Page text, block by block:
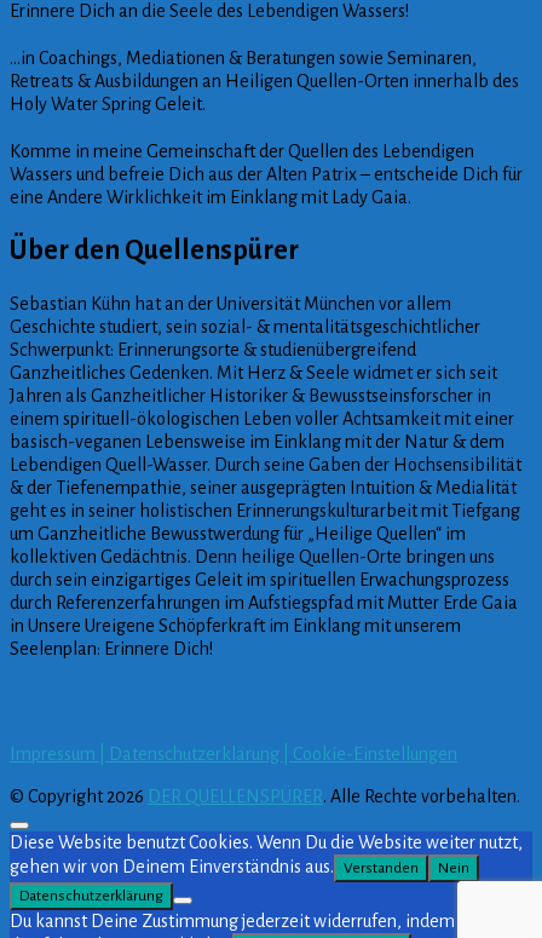
Erinnere Dich an die Seele des Lebendigen Wassers!
…in Coachings, Mediationen & Beratungen sowie Seminaren,
Retreats & Ausbildungen an Heiligen Quellen-Orten innerhalb des
Holy Water Spring Geleit.
Komme in meine Gemeinschaft der Quellen des Lebendigen
Wassers und befreie Dich aus der Alten Patrix – entscheide Dich für
eine Andere Wirklichkeit im Einklang mit Lady Gaia.
Über den Quellenspürer
Sebastian Kühn hat an der Universität München vor allem
Geschichte studiert, sein sozial- & mentalitätsgeschichtlicher
Schwerpunkt: Erinnerungsorte & studienübergreifend
Ganzheitliches Gedenken. Mit Herz & Seele widmet er sich seit
Jahren als Ganzheitlicher Historiker & Bewusstseinsforscher in
einem spirituell-ökologischen Leben voller Achtsamkeit mit einer
basisch-veganen Lebensweise im Einklang mit der Natur & dem
Lebendigen Quell-Wasser. Durch seine Gaben der Hochsensibilität
& der Tiefenempathie, seiner ausgeprägten Intuition & Medialität
geht es in seiner holistischen Erinnerungskulturarbeit mit Tiefgang
um Ganzheitliche Bewusstwerdung für „Heilige Quellen“ im
kollektiven Gedächtnis. Denn heilige Quellen-Orte bringen uns
durch sein einzigartiges Geleit im spirituellen Erwachungsprozess
durch Referenzerfahrungen im Aufstiegspfad mit Mutter Erde Gaia
in Unsere Ureigene Schöpferkraft im Einklang mit unserem
Seelenplan: Erinnere Dich!
Impressum | Datenschutzerklärung | Cookie-Einstellungen
© Copyright 2026 DER QUELLENSPÜRER. Alle Rechte vorbehalten.
Diese Website benutzt Cookies. Wenn Du die Website weiter nutzt,
gehen wir von Deinem Einverständnis aus.
Verstanden
Nein
Datenschutzerklärung
Du kannst Deine Zustimmung jederzeit widerrufen, indem Du auf